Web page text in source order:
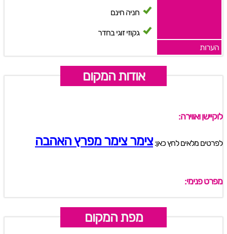
חניה חינם
גקוזי זוגי בחדר
הערות
אודות המקום
לוקיישן ואווירה:
לפרטים מלאים לחץ כאן:צימר צימר מפרץ האהבה
מפרט פנימי:
מפת המקום